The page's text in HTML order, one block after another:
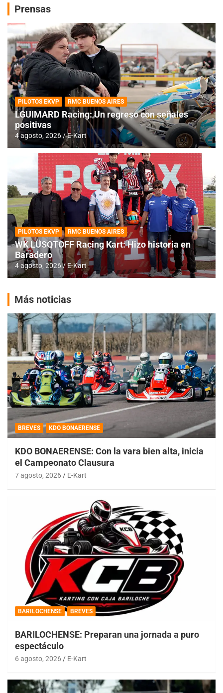
Prensas
PILOTOS EKVP RMC BUENOS AIRES
LGUIMARD Racing: Un regreso con señales
positivas
4 agosto, 2026 E-Kart
PILOTOS EKVP RMC BUENOS AIRES
WK LÜSQTOFF Racing Kart: Hizo historia en
Baradero
4 agosto, 2026 E-Kart
Más noticias
BREVES KDO BONAERENSE
KDO BONAERENSE: Con la vara bien alta, inicia
el Campeonato Clausura
7 agosto, 2026 E-Kart
BARILOCHENSE BREVES
BARILOCHENSE: Preparan una jornada a puro
espectáculo
6 agosto, 2026 E-Kart